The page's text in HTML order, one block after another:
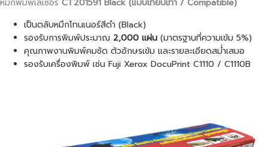
หมึกพิมพ์เลเซอร์ CT201591 Black (แบบเทียบเท่า / Compatible)
เป็นตลับหมึกโทนเนอร์สีดำ (Black)
รองรับการพิมพ์ประมาณ 2,000 แผ่น (มาตรฐานที่ความเข้ม 5%)
คุณภาพงานพิมพ์คมชัด ตัวอักษรเข้ม และรายละเอียดสม่ำเสมอ
รองรับเครื่องพิมพ์ เช่น Fuji Xerox DocuPrint C1110 / C1110B